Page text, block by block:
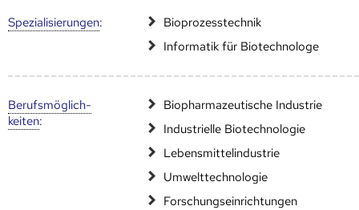
Speziali­sierungen:
Bioprozesstechnik
Informatik für Biotechnologe
Berufs­möglich­
keiten:
Biopharmazeutische Industrie
Industrielle Biotechnologie
Lebensmittelindustrie
Umwelttechnologie
Forschungseinrichtungen